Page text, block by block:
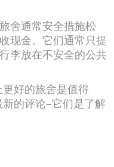
舍通常安全措施松
现金。它们通常只提
李放在不安全的公共
好的旅舍是值得
的评论–它们是了解